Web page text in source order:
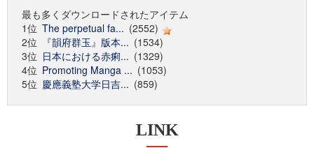
最も多くダウンロードされたアイテム
1位 The perpetual fa... (2552)
2位
『韻府群玉』版本... (1534)
3位 日本における赤痢... (1329)
4位 Promoting Manga ... (1053)
5位 慶應義塾大学日吉... (859)
LINK